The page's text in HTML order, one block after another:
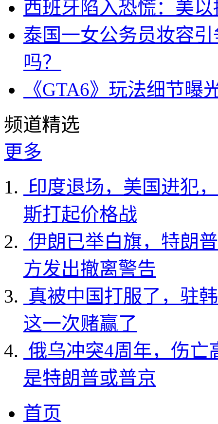
西班牙陷入恐慌：美
泰国一女公务员妆容
吗？
《GTA6》玩法细节
频道精选
更多
印度退场，美国进犯
斯打起价格战
伊朗已举白旗，特朗
方发出撤离警告
真被中国打服了，驻
这一次赌赢了
俄乌冲突4周年，伤亡
是特朗普或普京
首页